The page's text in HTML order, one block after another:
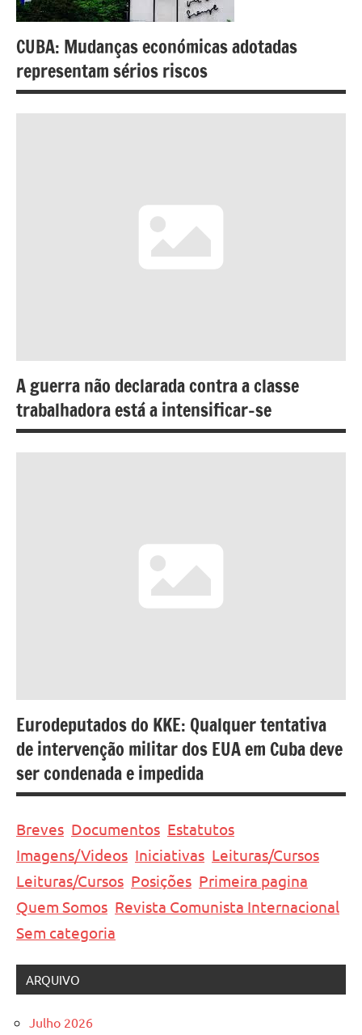
CUBA: Mudanças económicas adotadas
representam sérios riscos
A guerra não declarada contra a classe
trabalhadora está a intensificar-se
Eurodeputados do KKE: Qualquer tentativa
de intervenção militar dos EUA em Cuba deve
ser condenada e impedida
Breves Documentos Estatutos
Imagens/Videos Iniciativas Leituras/Cursos
Leituras/Cursos Posições Primeira pagina
Quem Somos Revista Comunista Internacional
Sem categoria
ARQUIVO
Julho 2026